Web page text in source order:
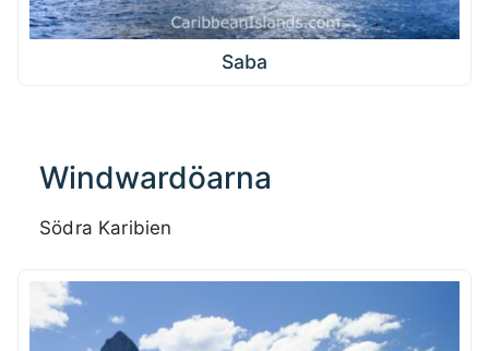
Saba
Windwardöarna
Södra Karibien